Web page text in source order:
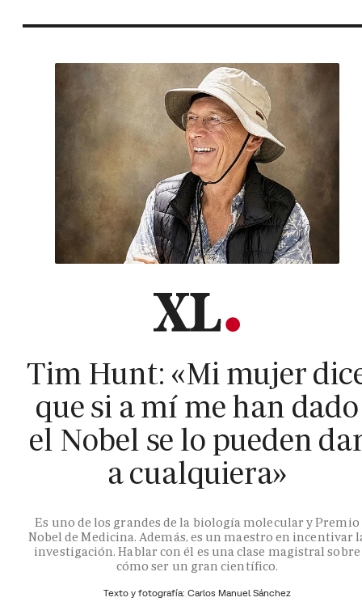
Tim Hunt: «Mi mujer
que si a mí me han dado
el Nobel se lo pueden
a cualquiera»
Es uno de los grandes de la biología molecular y Premio
Nobel de Medicina. Además, es un maestro en incentivar
investigación. Hablar con él es una clase magistral sobre
cómo ser un gran científico.
Texto y fotografía: Carlos Manuel Sánchez